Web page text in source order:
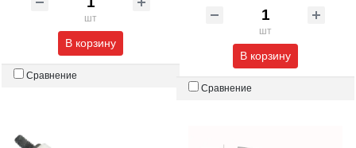
шт
В корзину
Сравнение
шт
В корзину
Сравнение